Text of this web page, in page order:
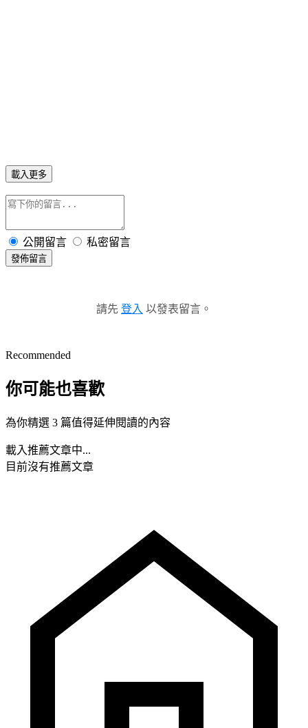
載入更多
公開留言 私密留言
發佈留言
請先 登入 以發表留言。
Recommended
你可能也喜歡
為你精選 3 篇值得延伸閱讀的內容
載入推薦文章中...
目前沒有推薦文章